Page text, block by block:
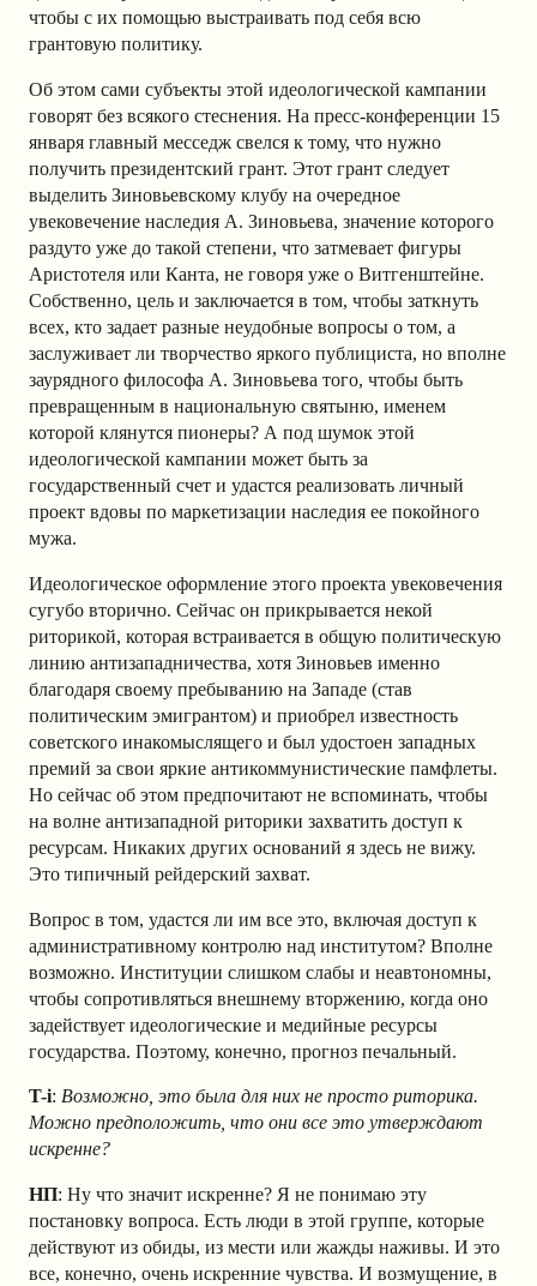
чтобы с их помощью выстраивать под себя всю
грантовую политику.
Об этом сами субъекты этой идеологической кампании
говорят без всякого стеснения. На пресс-конференции 15
января главный месседж свелся к тому, что нужно
получить президентский грант. Этот грант следует
выделить Зиновьевскому клубу на очередное
увековечение наследия А. Зиновьева, значение которого
раздуто уже до такой степени, что затмевает фигуры
Аристотеля или Канта, не говоря уже о Витгенштейне.
Собственно, цель и заключается в том, чтобы заткнуть
всех, кто задает разные неудобные вопросы о том, а
заслуживает ли творчество яркого публициста, но вполне
заурядного философа А. Зиновьева того, чтобы быть
превращенным в национальную святыню, именем
которой клянутся пионеры? А под шумок этой
идеологической кампании может быть за
государственный счет и удастся реализовать личный
проект вдовы по маркетизации наследия ее покойного
мужа.
Идеологическое оформление этого проекта увековечения
сугубо вторично. Сейчас он прикрывается некой
риторикой, которая встраивается в общую политическую
линию антизападничества, хотя Зиновьев именно
благодаря своему пребыванию на Западе (став
политическим эмигрантом) и приобрел известность
советского инакомыслящего и был удостоен западных
премий за свои яркие антикоммунистические памфлеты.
Но сейчас об этом предпочитают не вспоминать, чтобы
на волне антизападной риторики захватить доступ к
ресурсам. Никаких других оснований я здесь не вижу.
Это типичный рейдерский захват.
Вопрос в том, удастся ли им все это, включая доступ к
административному контролю над институтом? Вполне
возможно. Институции слишком слабы и неавтономны,
чтобы сопротивляться внешнему вторжению, когда оно
задействует идеологические и медийные ресурсы
государства. Поэтому, конечно, прогноз печальный.
T-i: Возможно, это была для них не просто риторика.
Можно предположить, что они все это утверждают
искренне?
НП: Ну что значит искренне? Я не понимаю эту
постановку вопроса. Есть люди в этой группе, которые
действуют из обиды, из мести или жажды наживы. И это
все, конечно, очень искренние чувства. И возмущение, в